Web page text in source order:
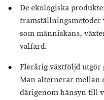
De ekologiska
som människans,
välfärd.
Flerårig växtföljd
Man alternerar mellan
därigenom hänsyn till